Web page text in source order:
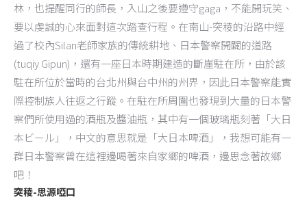
林，也提醒同行的師長，入山之後要遵守gaga，不能開玩笑、
要以虔誠的心來面對這次踏查行程。在南山-突稜的沿路中經
過了校內Silan老師家族的傳統耕地、日本警察開闢的道路
(tuqiy Gipun)，還有一座日本時期建造的斷崖駐在所，由於該
駐在所位於當時的台北州與台中州的州界，因此日本警察能實
際控制族人往返之行蹤。在駐在所周圍也發現到大量的日本警
察們所使用過的酒瓶及醬油瓶，其中有一個玻璃瓶刻著「大日
本ビール」，中文的意思就是「大日本啤酒」，我想可能有一
群日本警察曾在這裡邊喝著來自家鄉的啤酒，邊思念著故鄉
吧！
突稜-思源啞口